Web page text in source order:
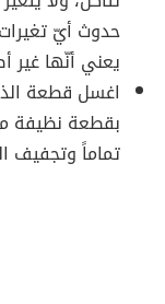
حدوث أيّ
يعني أنّها غير
اغسل قطعة
بقطعة نظيفة
تماماً وتجفيف